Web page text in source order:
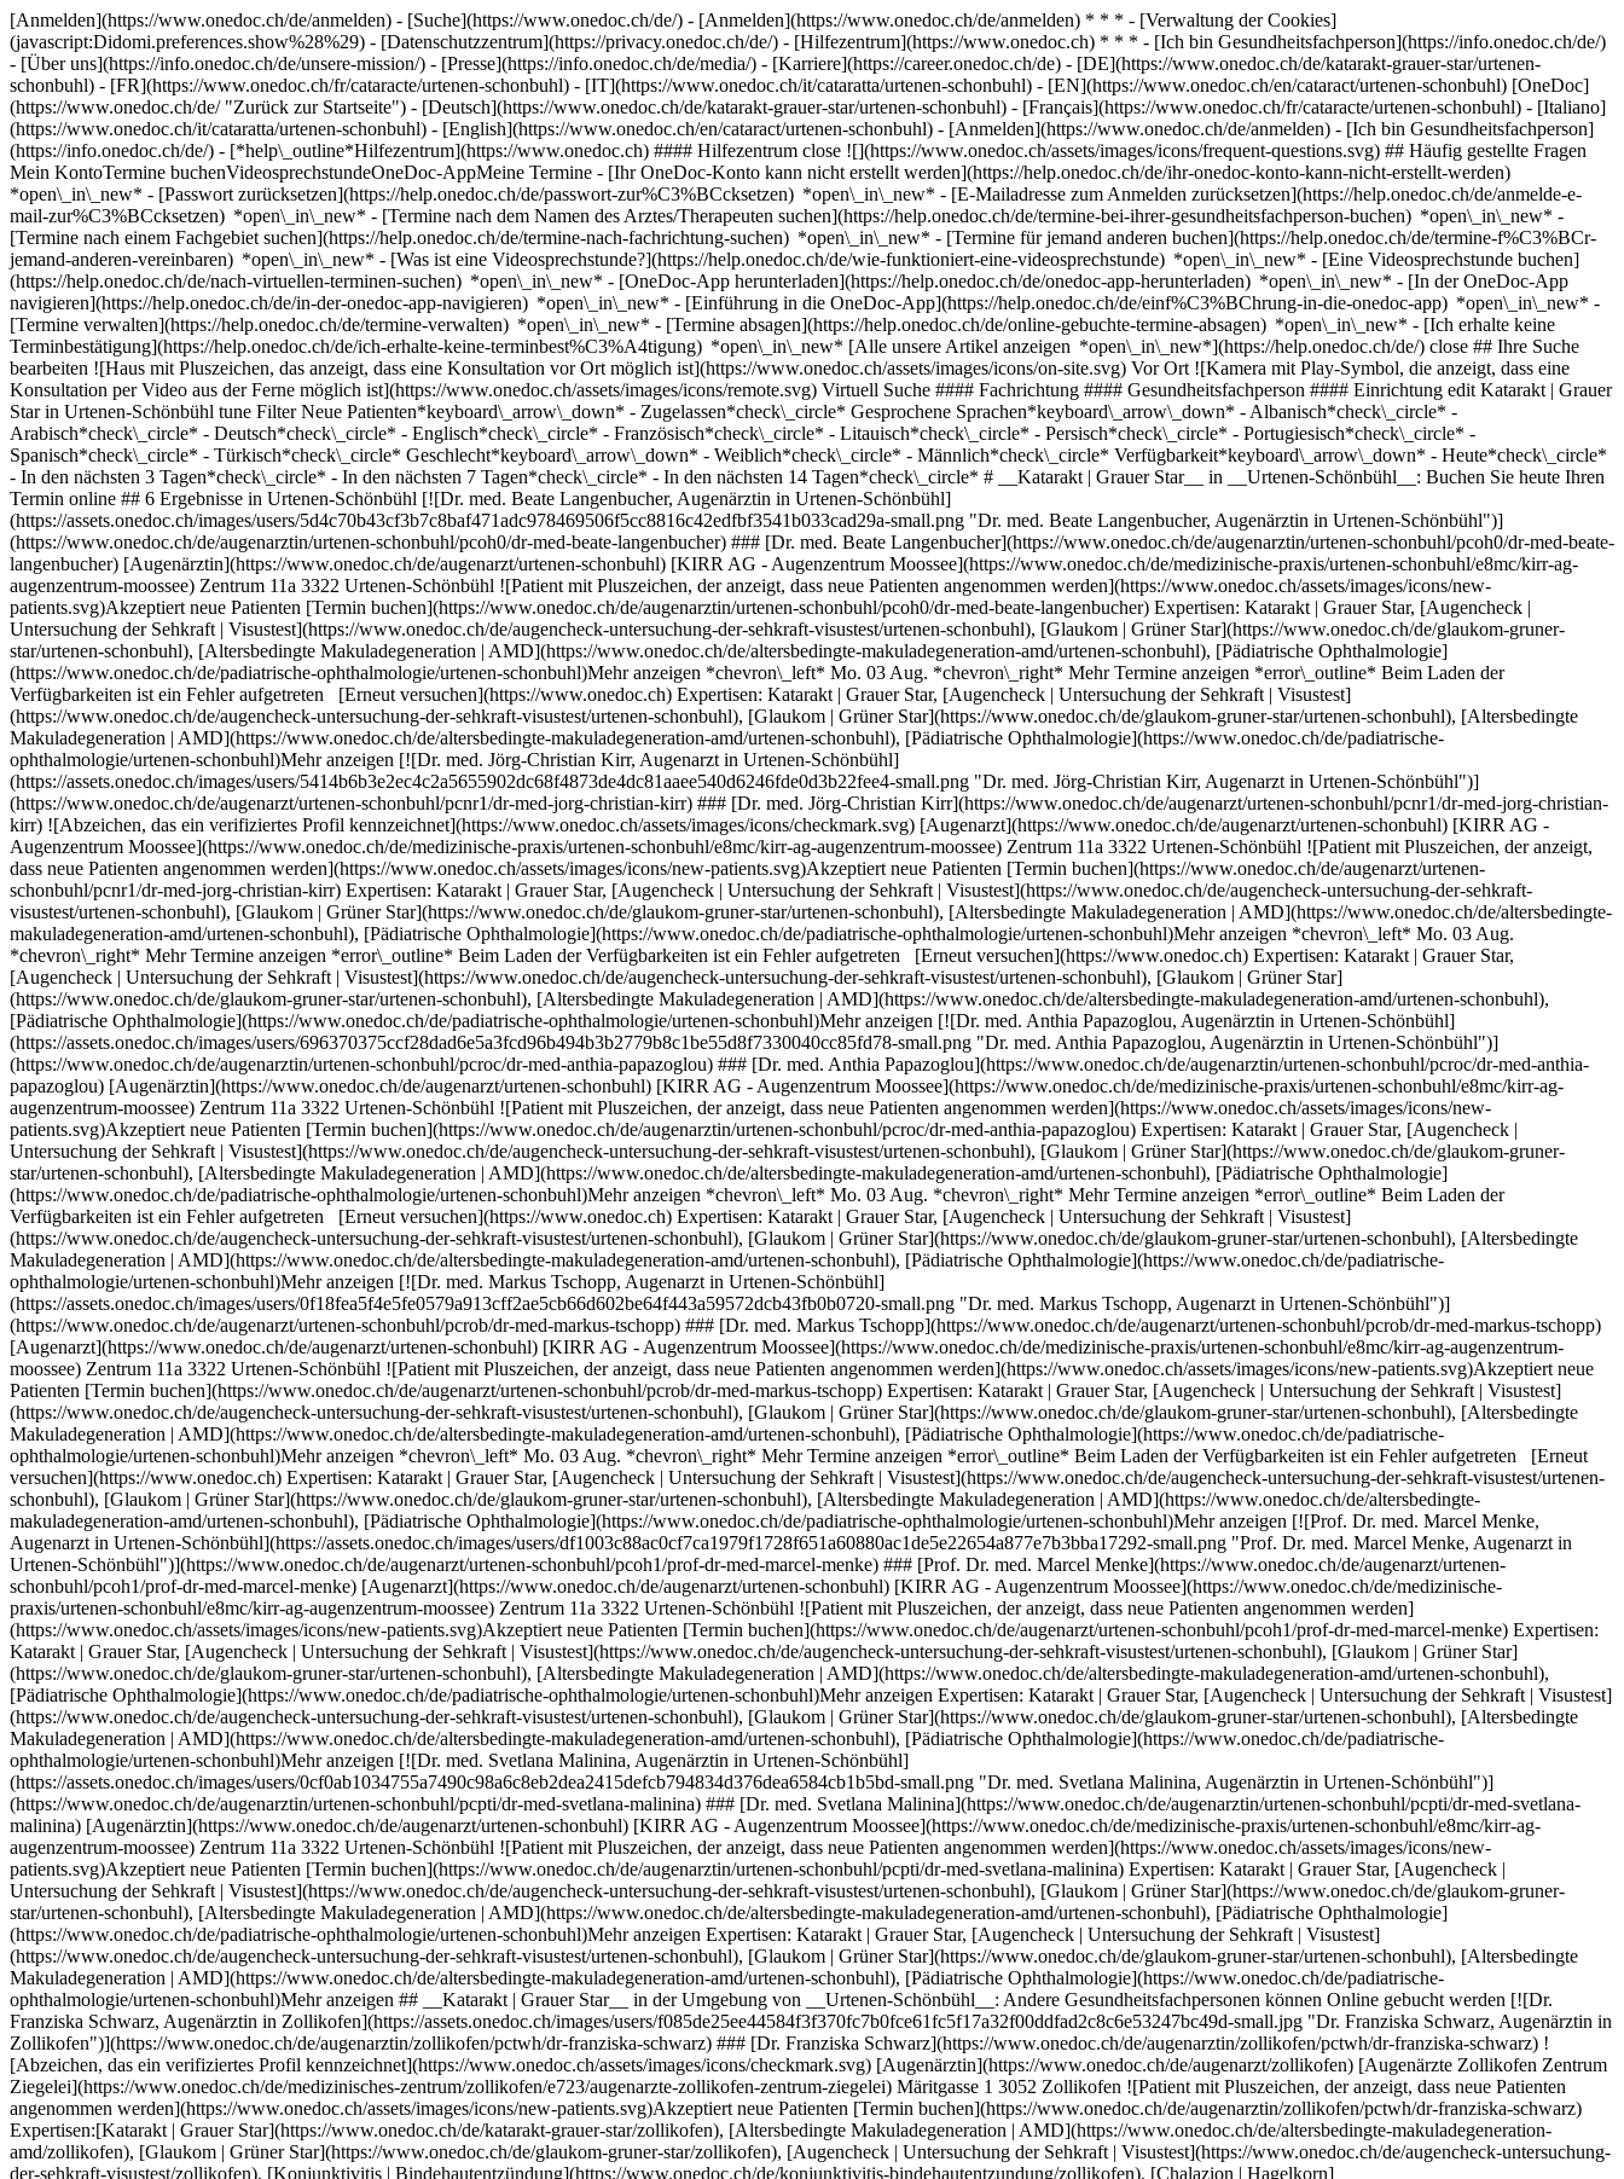
[Anmelden](https://www.onedoc.ch/de/anmelden) - [Suche](https://www.onedoc.ch/de/) - [Anmelden](https://www.onedoc.ch/de/anmelden) * * * - [Verwaltung der Cookies]
(javascript:Didomi.preferences.show%28%29) - [Datenschutzzentrum](https://privacy.onedoc.ch/de/) - [Hilfezentrum](https://www.onedoc.ch) * * * - [Ich bin Gesundheitsfachperson](https://info.onedoc.ch/de/)
- [Über uns](https://info.onedoc.ch/de/unsere-mission/) - [Presse](https://info.onedoc.ch/de/media/) - [Karriere](https://career.onedoc.ch/de) - [DE](https://www.onedoc.ch/de/katarakt-grauer-star/urtenen-
schonbuhl) - [FR](https://www.onedoc.ch/fr/cataracte/urtenen-schonbuhl) - [IT](https://www.onedoc.ch/it/cataratta/urtenen-schonbuhl) - [EN](https://www.onedoc.ch/en/cataract/urtenen-schonbuhl) [OneDoc]
(https://www.onedoc.ch/de/ "Zurück zur Startseite") - [Deutsch](https://www.onedoc.ch/de/katarakt-grauer-star/urtenen-schonbuhl) - [Français](https://www.onedoc.ch/fr/cataracte/urtenen-schonbuhl) - [Italiano]
(https://www.onedoc.ch/it/cataratta/urtenen-schonbuhl) - [English](https://www.onedoc.ch/en/cataract/urtenen-schonbuhl) - [Anmelden](https://www.onedoc.ch/de/anmelden) - [Ich bin Gesundheitsfachperson]
(https://info.onedoc.ch/de/) - [*help\_outline*Hilfezentrum](https://www.onedoc.ch) #### Hilfezentrum close ![](https://www.onedoc.ch/assets/images/icons/frequent-questions.svg) ## Häufig gestellte Fragen
Mein KontoTermine buchenVideosprechstundeOneDoc-AppMeine Termine - [Ihr OneDoc-Konto kann nicht erstellt werden](https://help.onedoc.ch/de/ihr-onedoc-konto-kann-nicht-erstellt-werden)
*open\_in\_new* - [Passwort zurücksetzen](https://help.onedoc.ch/de/passwort-zur%C3%BCcksetzen) *open\_in\_new* - [E-Mailadresse zum Anmelden zurücksetzen](https://help.onedoc.ch/de/anmelde-e-
mail-zur%C3%BCcksetzen) *open\_in\_new* - [Termine nach dem Namen des Arztes/Therapeuten suchen](https://help.onedoc.ch/de/termine-bei-ihrer-gesundheitsfachperson-buchen) *open\_in\_new* -
[Termine nach einem Fachgebiet suchen](https://help.onedoc.ch/de/termine-nach-fachrichtung-suchen) *open\_in\_new* - [Termine für jemand anderen buchen](https://help.onedoc.ch/de/termine-f%C3%BCr-
jemand-anderen-vereinbaren) *open\_in\_new* - [Was ist eine Videosprechstunde?](https://help.onedoc.ch/de/wie-funktioniert-eine-videosprechstunde) *open\_in\_new* - [Eine Videosprechstunde buchen]
(https://help.onedoc.ch/de/nach-virtuellen-terminen-suchen) *open\_in\_new* - [OneDoc-App herunterladen](https://help.onedoc.ch/de/onedoc-app-herunterladen) *open\_in\_new* - [In der OneDoc-App
navigieren](https://help.onedoc.ch/de/in-der-onedoc-app-navigieren) *open\_in\_new* - [Einführung in die OneDoc-App](https://help.onedoc.ch/de/einf%C3%BChrung-in-die-onedoc-app) *open\_in\_new* - [Termine verwalten](https://help.onedoc.ch/de/termine-verwalten) *open\_in\_new* - [Termine absagen](https://help.onedoc.ch/de/online-gebuchte-termine-absagen) *open\_in\_new* - [Ich erhalte keine Terminbestätigung](https://help.onedoc.ch/de/ich-erhalte-keine-terminbest%C3%A4tigung) *open\_in\_new* [Alle unsere Artikel anzeigen *open\_in\_new*](https://help.onedoc.ch/de/) close ## Ihre Suche bearbeiten ![Haus mit Pluszeichen, das anzeigt, dass eine Konsultation vor Ort möglich ist](https://www.onedoc.ch/assets/images/icons/on-site.svg) Vor Ort ![Kamera mit Play-Symbol, die anzeigt, dass eine Konsultation per Video aus der Ferne möglich ist](https://www.onedoc.ch/assets/images/icons/remote.svg) Virtuell Suche #### Fachrichtung #### Gesundheitsfachperson #### Einrichtung edit Katarakt | Grauer Star in Urtenen-Schönbühl tune Filter Neue Patienten*keyboard\_arrow\_down* - Zugelassen*check\_circle* Gesprochene Sprachen*keyboard\_arrow\_down* - Albanisch*check\_circle* - Arabisch*check\_circle* - Deutsch*check\_circle* - Englisch*check\_circle* - Französisch*check\_circle* - Litauisch*check\_circle* - Persisch*check\_circle* - Portugiesisch*check\_circle* - Spanisch*check\_circle* - Türkisch*check\_circle* Geschlecht*keyboard\_arrow\_down* - Weiblich*check\_circle* - Männlich*check\_circle* Verfügbarkeit*keyboard\_arrow\_down* - Heute*check\_circle* - In den nächsten 3 Tagen*check\_circle* - In den nächsten 7 Tagen*check\_circle* - In den nächsten 14 Tagen*check\_circle* # __Katarakt | Grauer Star__ in __Urtenen-Schönbühl__: Buchen Sie heute Ihren Termin online ## 6 Ergebnisse in Urtenen-Schönbühl [![Dr. med. Beate Langenbucher, Augenärztin in Urtenen-Schönbühl](https://assets.onedoc.ch/images/users/5d4c70b43cf3b7c8baf471adc978469506f5cc8816c42edfbf3541b033cad29a-small.png "Dr. med. Beate Langenbucher, Augenärztin in Urtenen-Schönbühl")](https://www.onedoc.ch/de/augenarztin/urtenen-schonbuhl/pcoh0/dr-med-beate-langenbucher) ### [Dr. med. Beate Langenbucher](https://www.onedoc.ch/de/augenarztin/urtenen-schonbuhl/pcoh0/dr-med-beate-langenbucher) [Augenärztin](https://www.onedoc.ch/de/augenarzt/urtenen-schonbuhl) [KIRR AG - Augenzentrum Moossee](https://www.onedoc.ch/de/medizinische-praxis/urtenen-schonbuhl/e8mc/kirr-ag-augenzentrum-moossee) Zentrum 11a 3322 Urtenen-Schönbühl ![Patient mit Pluszeichen, der anzeigt, dass neue Patienten angenommen werden](https://www.onedoc.ch/assets/images/icons/new-patients.svg)Akzeptiert neue Patienten [Termin buchen](https://www.onedoc.ch/de/augenarztin/urtenen-schonbuhl/pcoh0/dr-med-beate-langenbucher) Expertisen: Katarakt | Grauer Star, [Augencheck | Untersuchung der Sehkraft | Visustest](https://www.onedoc.ch/de/augencheck-untersuchung-der-sehkraft-visustest/urtenen-schonbuhl), [Glaukom | Grüner Star](https://www.onedoc.ch/de/glaukom-gruner-star/urtenen-schonbuhl), [Altersbedingte Makuladegeneration | AMD](https://www.onedoc.ch/de/altersbedingte-makuladegeneration-amd/urtenen-schonbuhl), [Pädiatrische Ophthalmologie](https://www.onedoc.ch/de/padiatrische-ophthalmologie/urtenen-schonbuhl)Mehr anzeigen *chevron\_left* Mo. 03 Aug. *chevron\_right* Mehr Termine anzeigen *error\_outline* Beim Laden der Verfügbarkeiten ist ein Fehler aufgetreten [Erneut versuchen](https://www.onedoc.ch) Expertisen: Katarakt | Grauer Star, [Augencheck | Untersuchung der Sehkraft | Visustest](https://www.onedoc.ch/de/augencheck-untersuchung-der-sehkraft-visustest/urtenen-schonbuhl), [Glaukom | Grüner Star](https://www.onedoc.ch/de/glaukom-gruner-star/urtenen-schonbuhl), [Altersbedingte Makuladegeneration | AMD](https://www.onedoc.ch/de/altersbedingte-makuladegeneration-amd/urtenen-schonbuhl), [Pädiatrische Ophthalmologie](https://www.onedoc.ch/de/padiatrische-ophthalmologie/urtenen-schonbuhl)Mehr anzeigen [![Dr. med. Jörg-Christian Kirr, Augenarzt in Urtenen-Schönbühl](https://assets.onedoc.ch/images/users/5414b6b3e2ec4c2a5655902dc68f4873de4dc81aaee540d6246fde0d3b22fee4-small.png "Dr. med. Jörg-Christian Kirr, Augenarzt in Urtenen-Schönbühl")](https://www.onedoc.ch/de/augenarzt/urtenen-schonbuhl/pcnr1/dr-med-jorg-christian-kirr) ### [Dr. med. Jörg-Christian Kirr](https://www.onedoc.ch/de/augenarzt/urtenen-schonbuhl/pcnr1/dr-med-jorg-christian-kirr) ![Abzeichen, das ein verifiziertes Profil kennzeichnet](https://www.onedoc.ch/assets/images/icons/checkmark.svg) [Augenarzt](https://www.onedoc.ch/de/augenarzt/urtenen-schonbuhl) [KIRR AG - Augenzentrum Moossee](https://www.onedoc.ch/de/medizinische-praxis/urtenen-schonbuhl/e8mc/kirr-ag-augenzentrum-moossee) Zentrum 11a 3322 Urtenen-Schönbühl ![Patient mit Pluszeichen, der anzeigt, dass neue Patienten angenommen werden](https://www.onedoc.ch/assets/images/icons/new-patients.svg)Akzeptiert neue Patienten [Termin buchen](https://www.onedoc.ch/de/augenarzt/urtenen-schonbuhl/pcnr1/dr-med-jorg-christian-kirr) Expertisen: Katarakt | Grauer Star, [Augencheck | Untersuchung der Sehkraft | Visustest](https://www.onedoc.ch/de/augencheck-untersuchung-der-sehkraft-visustest/urtenen-schonbuhl), [Glaukom | Grüner Star](https://www.onedoc.ch/de/glaukom-gruner-star/urtenen-schonbuhl), [Altersbedingte Makuladegeneration | AMD](https://www.onedoc.ch/de/altersbedingte-makuladegeneration-amd/urtenen-schonbuhl), [Pädiatrische Ophthalmologie](https://www.onedoc.ch/de/padiatrische-ophthalmologie/urtenen-schonbuhl)Mehr anzeigen *chevron\_left* Mo. 03 Aug. *chevron\_right* Mehr Termine anzeigen *error\_outline* Beim Laden der Verfügbarkeiten ist ein Fehler aufgetreten [Erneut versuchen](https://www.onedoc.ch) Expertisen: Katarakt | Grauer Star, [Augencheck | Untersuchung der Sehkraft | Visustest](https://www.onedoc.ch/de/augencheck-untersuchung-der-sehkraft-visustest/urtenen-schonbuhl), [Glaukom | Grüner Star](https://www.onedoc.ch/de/glaukom-gruner-star/urtenen-schonbuhl), [Altersbedingte Makuladegeneration | AMD](https://www.onedoc.ch/de/altersbedingte-makuladegeneration-amd/urtenen-schonbuhl), [Pädiatrische Ophthalmologie](https://www.onedoc.ch/de/padiatrische-ophthalmologie/urtenen-schonbuhl)Mehr anzeigen [![Dr. med. Anthia Papazoglou, Augenärztin in Urtenen-Schönbühl](https://assets.onedoc.ch/images/users/696370375ccf28dad6e5a3fcd96b494b3b2779b8c1be55d8f7330040cc85fd78-small.png "Dr. med. Anthia Papazoglou, Augenärztin in Urtenen-Schönbühl")](https://www.onedoc.ch/de/augenarztin/urtenen-schonbuhl/pcroc/dr-med-anthia-papazoglou) ### [Dr. med. Anthia Papazoglou](https://www.onedoc.ch/de/augenarztin/urtenen-schonbuhl/pcroc/dr-med-anthia-papazoglou) [Augenärztin](https://www.onedoc.ch/de/augenarzt/urtenen-schonbuhl) [KIRR AG - Augenzentrum Moossee](https://www.onedoc.ch/de/medizinische-praxis/urtenen-schonbuhl/e8mc/kirr-ag-augenzentrum-moossee) Zentrum 11a 3322 Urtenen-Schönbühl ![Patient mit Pluszeichen, der anzeigt, dass neue Patienten angenommen werden](https://www.onedoc.ch/assets/images/icons/new-patients.svg)Akzeptiert neue Patienten [Termin buchen](https://www.onedoc.ch/de/augenarztin/urtenen-schonbuhl/pcroc/dr-med-anthia-papazoglou) Expertisen: Katarakt | Grauer Star, [Augencheck | Untersuchung der Sehkraft | Visustest](https://www.onedoc.ch/de/augencheck-untersuchung-der-sehkraft-visustest/urtenen-schonbuhl), [Glaukom | Grüner Star](https://www.onedoc.ch/de/glaukom-gruner-star/urtenen-schonbuhl), [Altersbedingte Makuladegeneration | AMD](https://www.onedoc.ch/de/altersbedingte-makuladegeneration-amd/urtenen-schonbuhl), [Pädiatrische Ophthalmologie](https://www.onedoc.ch/de/padiatrische-ophthalmologie/urtenen-schonbuhl)Mehr anzeigen *chevron\_left* Mo. 03 Aug. *chevron\_right* Mehr Termine anzeigen *error\_outline* Beim Laden der Verfügbarkeiten ist ein Fehler aufgetreten [Erneut versuchen](https://www.onedoc.ch) Expertisen: Katarakt | Grauer Star, [Augencheck | Untersuchung der Sehkraft | Visustest](https://www.onedoc.ch/de/augencheck-untersuchung-der-sehkraft-visustest/urtenen-schonbuhl), [Glaukom | Grüner Star](https://www.onedoc.ch/de/glaukom-gruner-star/urtenen-schonbuhl), [Altersbedingte Makuladegeneration | AMD](https://www.onedoc.ch/de/altersbedingte-makuladegeneration-amd/urtenen-schonbuhl), [Pädiatrische Ophthalmologie](https://www.onedoc.ch/de/padiatrische-ophthalmologie/urtenen-schonbuhl)Mehr anzeigen [![Dr. med. Markus Tschopp, Augenarzt in Urtenen-Schönbühl](https://assets.onedoc.ch/images/users/0f18fea5f4e5fe0579a913cff2ae5cb66d602be64f443a59572dcb43fb0b0720-small.png "Dr. med. Markus Tschopp, Augenarzt in Urtenen-Schönbühl")](https://www.onedoc.ch/de/augenarzt/urtenen-schonbuhl/pcrob/dr-med-markus-tschopp) ### [Dr. med. Markus Tschopp](https://www.onedoc.ch/de/augenarzt/urtenen-schonbuhl/pcrob/dr-med-markus-tschopp) [Augenarzt](https://www.onedoc.ch/de/augenarzt/urtenen-schonbuhl) [KIRR AG - Augenzentrum Moossee](https://www.onedoc.ch/de/medizinische-praxis/urtenen-schonbuhl/e8mc/kirr-ag-augenzentrum-moossee) Zentrum 11a 3322 Urtenen-Schönbühl ![Patient mit Pluszeichen, der anzeigt, dass neue Patienten angenommen werden](https://www.onedoc.ch/assets/images/icons/new-patients.svg)Akzeptiert neue Patienten [Termin buchen](https://www.onedoc.ch/de/augenarzt/urtenen-schonbuhl/pcrob/dr-med-markus-tschopp) Expertisen: Katarakt | Grauer Star, [Augencheck | Untersuchung der Sehkraft | Visustest](https://www.onedoc.ch/de/augencheck-untersuchung-der-sehkraft-visustest/urtenen-schonbuhl), [Glaukom | Grüner Star](https://www.onedoc.ch/de/glaukom-gruner-star/urtenen-schonbuhl), [Altersbedingte Makuladegeneration | AMD](https://www.onedoc.ch/de/altersbedingte-makuladegeneration-amd/urtenen-schonbuhl), [Pädiatrische Ophthalmologie](https://www.onedoc.ch/de/padiatrische-ophthalmologie/urtenen-schonbuhl)Mehr anzeigen *chevron\_left* Mo. 03 Aug. *chevron\_right* Mehr Termine anzeigen *error\_outline* Beim Laden der Verfügbarkeiten ist ein Fehler aufgetreten [Erneut versuchen](https://www.onedoc.ch) Expertisen: Katarakt | Grauer Star, [Augencheck | Untersuchung der Seh